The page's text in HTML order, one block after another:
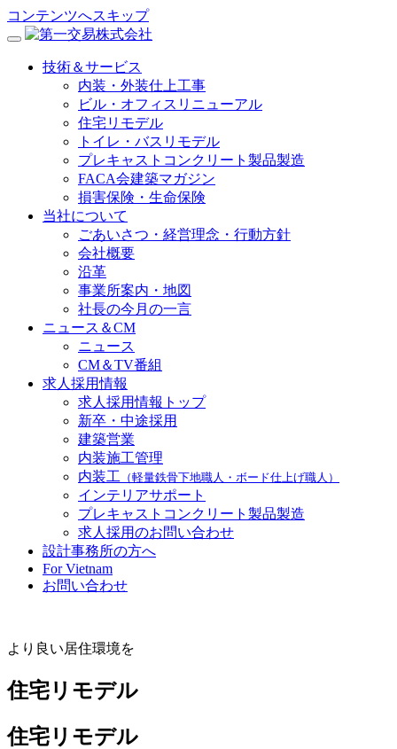
コンテンツへスキップ
技術＆サービス
内装・外装仕上工事
ビル・オフィスリニューアル
住宅リモデル
トイレ・バスリモデル
プレキャストコンクリート製品製造
FACA会建築マガジン
損害保険・生命保険
当社について
ごあいさつ・経営理念・行動方針
会社概要
沿革
事業所案内・地図
社長の今月の一言
ニュース＆CM
ニュース
CM＆TV番組
求人採用情報
求人採用情報トップ
新卒・中途採用
建築営業
内装施工管理
内装工 （軽量鉄骨下地職人・ボード仕上げ職人）
インテリアサポート
プレキャストコンクリート製品製造
求人採用のお問い合わせ
設計事務所の方へ
For Vietnam
お問い合わせ
より良い居住環境を
住宅リモデル
住宅リモデル